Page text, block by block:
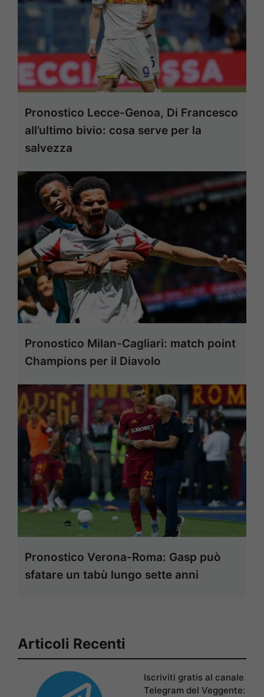
Pronostico Lecce-Genoa, Di Francesco
all’ultimo bivio: cosa serve per la
salvezza
Pronostico Milan-Cagliari: match point
Champions per il Diavolo
Pronostico Verona-Roma: Gasp può
sfatare un tabù lungo sette anni
Articoli Recenti
Iscriviti gratis al canale
Telegram del Veggente: